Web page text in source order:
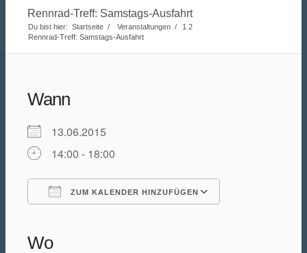
Rennrad-Treff: Samstags-Ausfahrt
Du bist hier: Startseite 1
/ Veranstaltungen 2
/
Rennrad-Treff: Samstags-Ausfahrt
Wann
13.06.2015
14:00 - 18:00
ZUM KALENDER HINZUFÜGEN
Wo